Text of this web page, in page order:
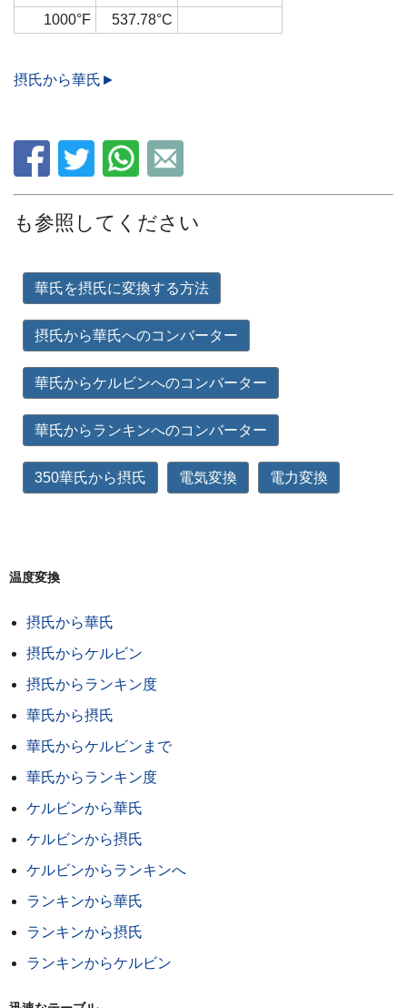
1000°F
537.78°C
摂氏から華氏►
も参照してください
華氏を摂氏に変換する方法
摂氏から華氏へのコンバーター
華氏からケルビンへのコンバーター
華氏からランキンへのコンバーター
350華氏から摂氏 電気変換 電力変換
温度変換
摂氏から華氏
摂氏からケルビン
摂氏からランキン度
華氏から摂氏
華氏からケルビンまで
華氏からランキン度
ケルビンから華氏
ケルビンから摂氏
ケルビンからランキンへ
ランキンから華氏
ランキンから摂氏
ランキンからケルビン